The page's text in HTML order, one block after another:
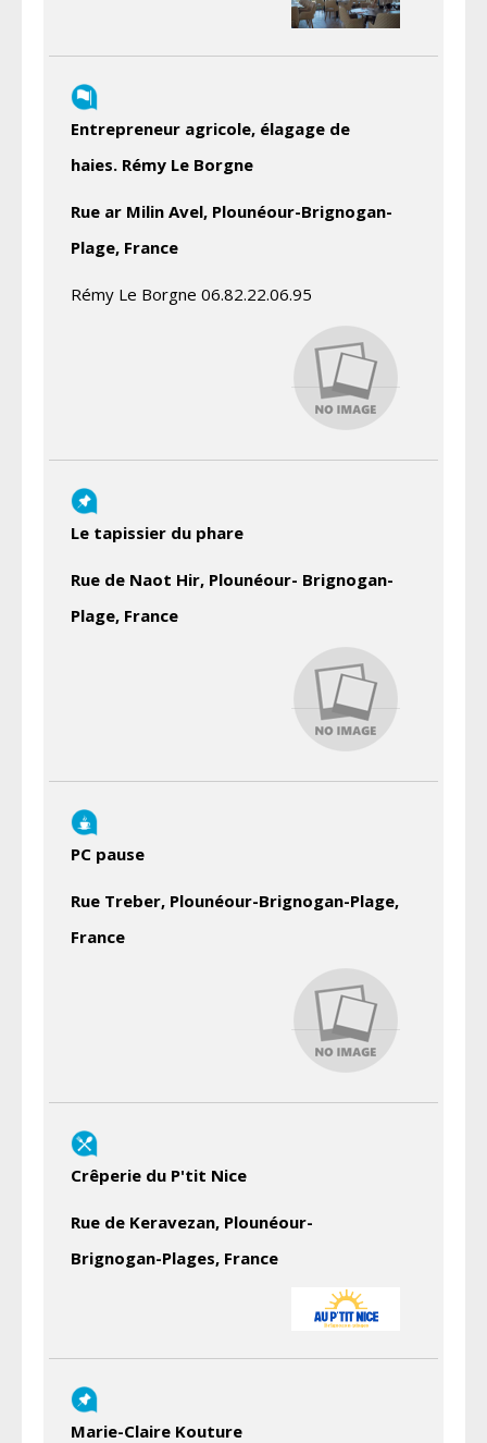
Entrepreneur agricole, élagage de
haies. Rémy Le Borgne
Rue ar Milin Avel, Plounéour-Brignogan-
Plage, France
Rémy Le Borgne 06.82.22.06.95
Le tapissier du phare
Rue de Naot Hir, Plounéour- Brignogan-
Plage, France
PC pause
Rue Treber, Plounéour-Brignogan-Plage,
France
Crêperie du P'tit Nice
Rue de Keravezan, Plounéour-
Brignogan-Plages, France
Marie-Claire Kouture